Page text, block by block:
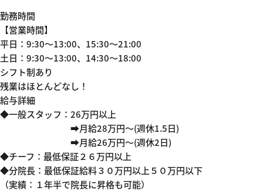
勤務時間
【営業時間】
平日：9:30～13:00、15:30～21:00
土日：9:30～13:00、14:30～18:00
シフト制あり
残業はほとんどなし！
給与詳細
◆一般スタッフ：26万円以上
➡月給28万円～(週休1.5日)
➡月給26万円～(週休2日)
◆チーフ：最低保証２６万円以上
◆分院長：最低保証給料３０万円以上５０万円以下
（実績：１年半で院長に昇格も可能）